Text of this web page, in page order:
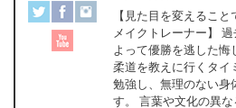
【見た目を変えるこ
メイクトレーナー】
よって優勝を逃した悔
柔道を教えに行くタイ
勉強し、無理のない身
す。 言葉や文化の異